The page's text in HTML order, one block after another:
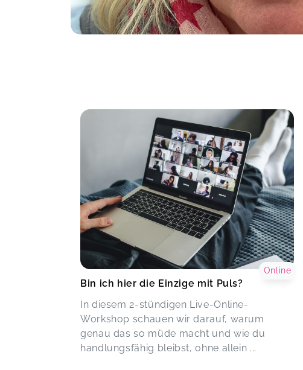
Impulse gestern. Ich finde deine
Beiträge auch auf Instagram sehr
Wertvoll!
Mar 11
Bin ich hier die Einzige mit Puls?
In diesem 2-stündigen Live-Online-
Workshop schauen wir darauf, warum
genau das so müde macht und wie du
handlungsfähig bleibst, ohne allein ...
Online